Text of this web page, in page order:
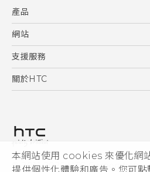
本網站使用 cookies 來優化網
English - Quick
產品
5G
智能手機
區塊鍊手機
網站
HTC Dev
HTC Research
支援服務
服務中心
關於HTC
私隱政策
產品安全
© 2011-2026 HTC Corporation